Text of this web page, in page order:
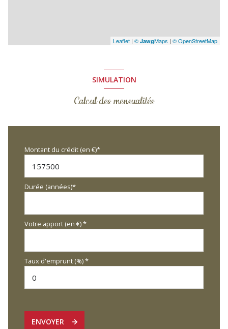
Leaflet | © JawgMaps | © OpenStreetMap
SIMULATION
Calcul des mensualités
Montant du crédit (en €)*
Durée (années)*
Votre apport (en €) *
Taux d'emprunt (%) *
ENVOYER